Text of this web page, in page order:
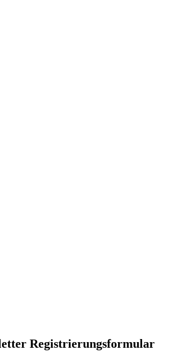
Registrierungsformular